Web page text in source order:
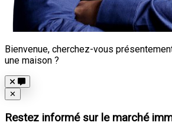
Bienvenue, cherchez-vous
une maison ?
Close
✕
Restez informé sur le marché